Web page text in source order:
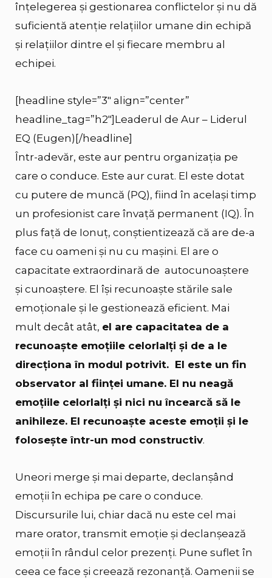
înțelegerea și gestionarea conflictelor și nu dă
suficientă atenție relațiilor umane din echipă
și relațiilor dintre el și fiecare membru al
echipei.
[headline style=”3″ align=”center”
headline_tag=”h2″]Leaderul de Aur – Liderul
EQ (Eugen)[/headline]
Într-adevăr, este aur pentru organizația pe
care o conduce. Este aur curat. El este dotat
cu putere de muncă (PQ), fiind în același timp
un profesionist care învață permanent (IQ). În
plus față de Ionuț, conștientizează că are de-a
face cu oameni și nu cu mașini. El are o
capacitate extraordinară de autocunoaștere
și cunoaștere. El își recunoaște stările sale
emoționale și le gestionează eficient. Mai
mult decât atât, el are capacitatea de a
recunoaște emoțiile celorlalți și de a le
direcționa în modul potrivit. El este un fin
observator al ființei umane. El nu neagă
emoțiile celorlalți și nici nu încearcă să le
anihileze. El recunoaște aceste emoții și le
folosește într-un mod constructiv.
Uneori merge și mai departe, declanșând
emoții în echipa pe care o conduce.
Discursurile lui, chiar dacă nu este cel mai
mare orator, transmit emoție și declanșează
emoții în rândul celor prezenți. Pune suflet în
ceea ce face și creează rezonanță. Oamenii se